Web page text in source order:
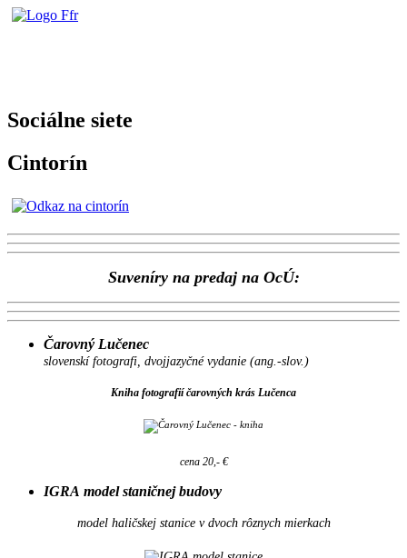
Sociálne siete
Cintorín
Suveníry na predaj na OcÚ:
Čarovný Lučenec
slovenskí fotografi, dvojjazyčné vydanie (ang.-slov.)
Kniha fotografií čarovných krás Lučenca
cena 20,- €
IGRA model staničnej budovy
model haličskej stanice v dvoch rôznych mierkach